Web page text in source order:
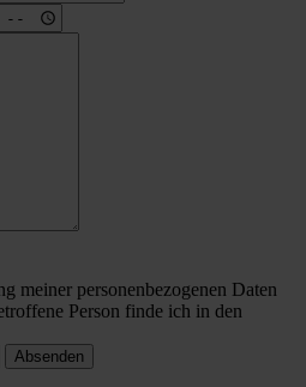
meiner personenbezogenen Daten
Person finde ich in den
Absenden